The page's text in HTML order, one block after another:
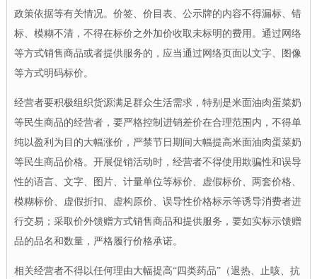
政策依据等有关情况。价签、价目表、公示牌的内容不得漏标、错
标、模糊不清，不得在标价之外加价收取未标明的费用。通过网络
等方式销售商品或者提供服务的，应当通过网络页面以文字、图像
等方式明码标价。
经营者要积极组织货源满足群众生活需求，特别是米面油肉蛋菜奶
等民生商品的经营者，要严格控制进销差价在合理范围内，不得单
纯以盈利为目的大幅涨价，严禁节日期间大幅提高米面油肉蛋菜奶
等民生商品价格。开展促销活动时，经营者不得使用欺骗性和误导
性的语言、文字、图片、计量单位等标价、虚假标价、两套价格、
模糊标价、虚假折扣、虚构原价、误导性价格标示等诱导消费者进
行交易；采取价外馈赠方式销售商品和提供服务，要如实标示馈赠
品的品名和数量，严格履行价格承诺。
相关经营者不得以任何理由大幅提高“四类药品”（退热、止咳、抗